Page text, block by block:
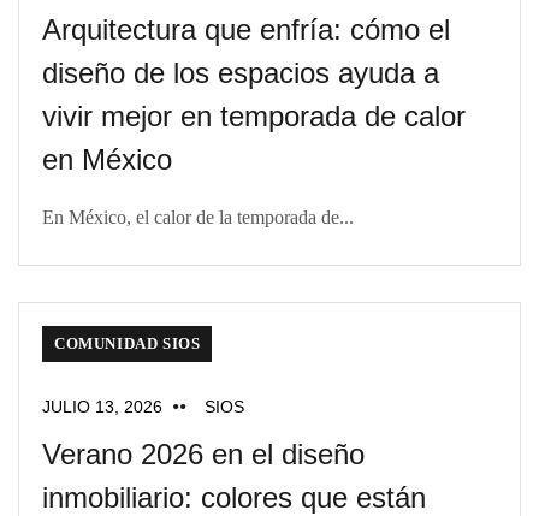
Arquitectura que enfría: cómo el
diseño de los espacios ayuda a
vivir mejor en temporada de calor
en México
En México, el calor de la temporada de...
COMUNIDAD SIOS
JULIO 13, 2026 SIOS
Verano 2026 en el diseño
inmobiliario: colores que están